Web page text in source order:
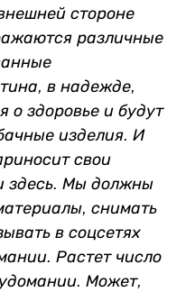
стороне
различные
в надежде,
о здоровье и будут
изделия. И
свои
здесь. Мы должны
снимать
в соцсетях
Растет число
Может,